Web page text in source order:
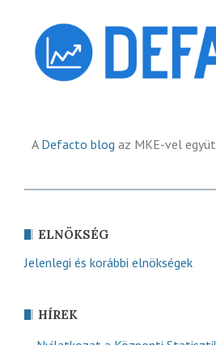
A Defacto blog az MKE-vel
ELNÖKSÉG
Jelenlegi és korábbi elnökségek
HÍREK